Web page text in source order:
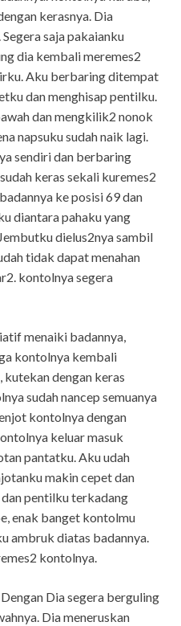
kerasnya. Dia
saja pakaianku
dia kembali meremes2
Aku berbaring ditempat
dan menghisap pentilku.
dan mengkilik2 nonok
napsuku sudah naik lagi.
sendiri dan berbaring
keras sekali kuremes2
ke posisi 69 dan
diantara pahaku yang
dielus2nya sambil
tidak dapat menahan
kontolnya segera
menaiki badannya,
kontolnya kembali
kutekan dengan keras
sudah nancep semuanya
kontolnya dengan
keluar masuk
pantatku. Aku udah
makin cepet dan
pentilku terkadang
enak banget kontolmu
ambruk diatas badannya.
kontolnya.
Dia segera berguling
Dia meneruskan